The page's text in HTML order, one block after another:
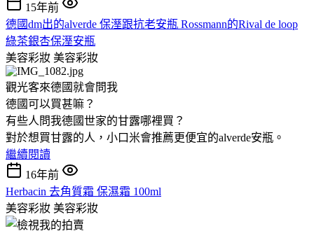
15年前
德國dm出的alverde 保溼跟抗老安瓶 Rossmann的Rival de loop
綠茶銀杏保溼安瓶
美容彩妝 美容彩妝
觀光客來德國就會問我
德國可以買甚嘛？
有些人問我德國世家的甘露哪裡買？
對於想買甘露的人，小口米會推薦更便宜的alverde安瓶。
繼續閱讀
16年前
Herbacin 去角質霜 保濕霜 100ml
美容彩妝 美容彩妝